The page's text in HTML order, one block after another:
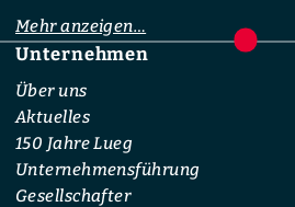
Branchenlösungen.
Dachhöhen und Radstände
an verschiedene
Typische Einsatzbereiche reichen
Lieferverkehr über
Personentransport. Auch als
Mehr anzeigen…
Footer
Unternehmen
Über uns
Aktuelles
150 Jahre Lueg
Unternehmensführung
Gesellschafter